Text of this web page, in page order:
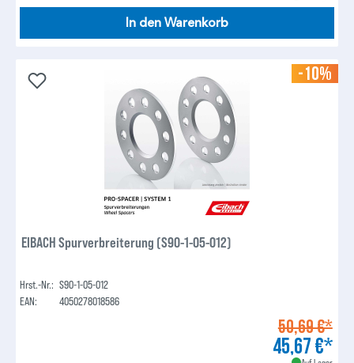
In den Warenkorb
-10%
EIBACH Spurverbreiterung (S90-1-05-012)
Hrst.-Nr.: S90-1-05-012
EAN:
4050278018586
50,69 €*
45,67 €*